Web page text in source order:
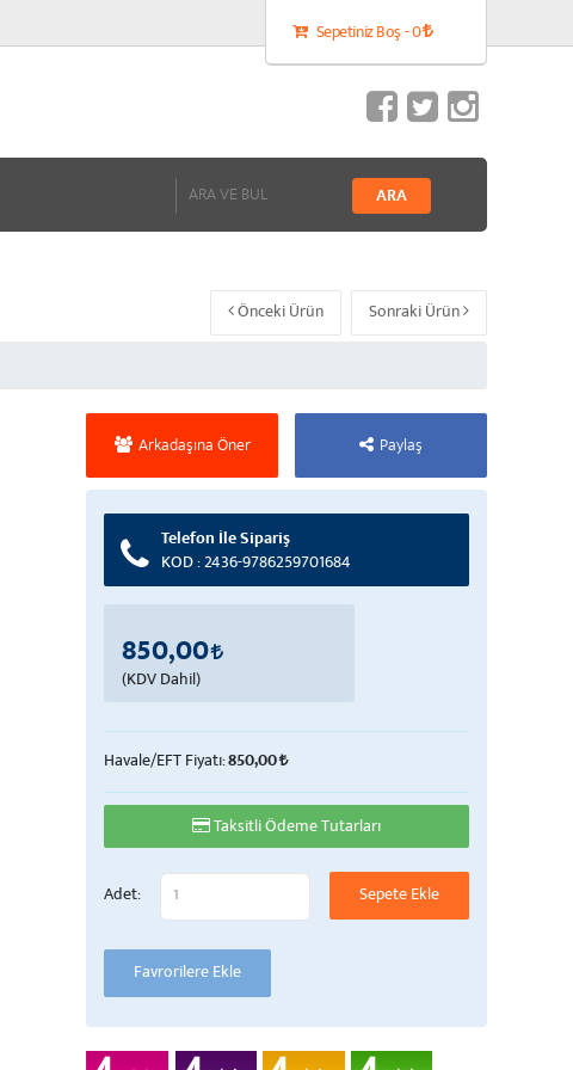
Sepetiniz Boş - 0
Önceki Ürün Sonraki Ürün
Arkadaşına Öner Paylaş
Telefon İle Sipariş
KOD : 2436-9786259701684
850,00
(KDV Dahil)
Havale/EFT Fiyatı:850,00
Taksitli Ödeme Tutarları
Adet: